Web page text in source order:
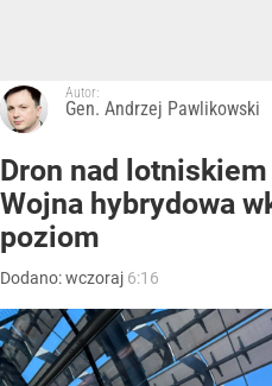
Autor:
Gen. Andrzej Pawlikowski
Dron nad
Wojna hybrydowa
poziom
Dodano:wczoraj 6:16